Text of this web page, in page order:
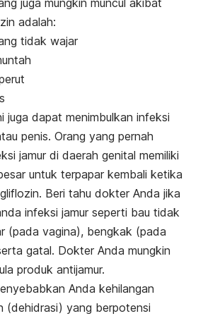
juga mungkin muncul akibat
adalah:
tidak wajar
juga dapat menimbulkan infeksi
penis. Orang yang pernah
jamur di daerah genital memiliki
untuk terpapar kembali ketika
Beri tahu dokter Anda jika
infeksi jamur seperti bau tidak
(pada vagina), bengkak (pada
gatal. Dokter Anda mungkin
produk antijamur.
Anda kehilangan
(dehidrasi) yang berpotensi